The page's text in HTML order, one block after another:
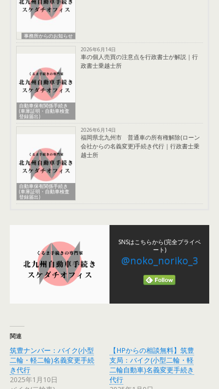
事務所からのお知らせ
自動車保有関係手続き
(車庫証明・自動車検査
登録届出)
2026年6月14日
車の個人売買の注意点を行政書士が解説｜行
政書士乗越士所
自動車保有関係手続き
(車庫証明・自動車検査
登録届出)
2026年6月14日
福岡県北九州市 普通車の所有権解除(ローン
会社からの名義変更)手続き代行｜行政書士乗
越士所
SNSはこちらから(完全プライベ
ート)
@noko_noriko_3
関連
筑豊ナンバー：バイク(小型
二輪・軽二輪)名義変更手続
き代行
2025年1月10日
【HPからの相談無料】筑豊
支局：バイク(小型二輪・軽
二輪自動車)名義変更手続き
代行